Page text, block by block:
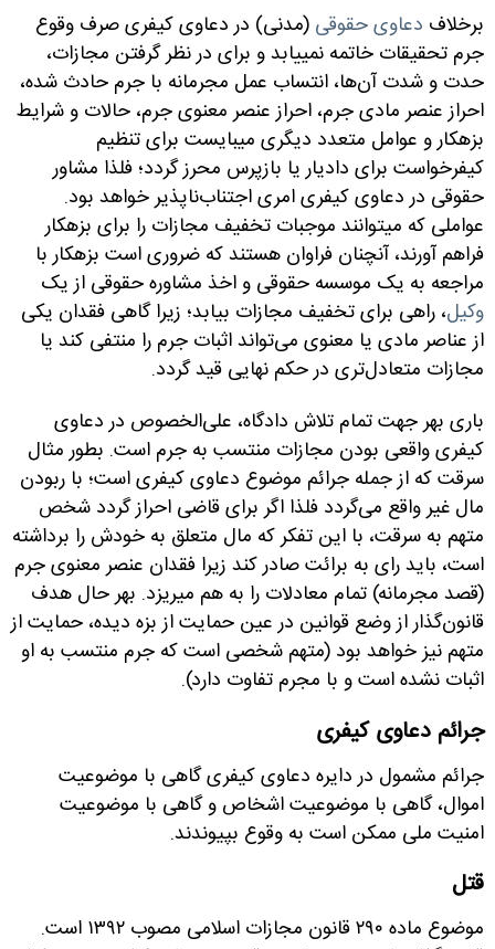
برخلاف دعاوی حقوقی (مدنی) در دعاوی کیفری صرف وقوع
جرم تحقیقات خاتمه نمی­یابد و برای در نظر گرفتن مجازات،
حدت و شدت آن‌ها، انتساب عمل مجرمانه با جرم حادث شده،
احراز عنصر مادی جرم، احراز عنصر معنوی جرم، حالات و شرایط
بزهکار و عوامل متعدد دیگری می­بایست برای تنظیم
کیفرخواست برای دادیار یا بازپرس محرز گردد؛ فلذا مشاور
حقوقی در دعاوی کیفری امری اجتناب‌ناپذیر خواهد بود.
عواملی که می­توانند موجبات تخفیف مجازات را برای بزهکار
فراهم آورند، آنچنان فراوان هستند که ضروری است بزهکار با
مراجعه به یک موسسه حقوقی و اخذ مشاوره حقوقی از یک
وکیل، راهی برای تخفیف مجازات بیابد؛ زیرا گاهی فقدان یکی
از عناصر مادی یا معنوی می‌تواند اثبات جرم را منتفی کند یا
مجازات متعادل‌تری در حکم نهایی قید گردد.
باری بهر جهت تمام تلاش دادگاه، علی‌الخصوص در دعاوی
کیفری واقعی بودن مجازات منتسب به جرم است. بطور مثال
سرقت که از جمله جرائم موضوع دعاوی کیفری است؛ با ربودن
مال غیر واقع می‌گردد فلذا اگر برای قاضی احراز گردد شخص
متهم به سرقت، با این تفکر که مال متعلق به خودش را برداشته
است، باید رای به برائت صادر کند زیرا فقدان عنصر معنوی جرم
(قصد مجرمانه) تمام معادلات را به هم می­ریزد. بهر حال هدف
قانون‌گذار از وضع قوانین در عین حمایت از بزه دیده، حمایت از
متهم نیز خواهد بود (متهم شخصی است که جرم منتسب به او
اثبات نشده است و با مجرم تفاوت دارد).
جرائم دعاوی کیفری
جرائم مشمول در دایره دعاوی کیفری گاهی با موضوعیت
اموال، گاهی با موضوعیت اشخاص و گاهی با موضوعیت
امنیت ملی ممکن است به وقوع بپیوندند.
قتل
موضوع ماده ۲۹۰ قانون مجازات اسلامی مصوب ۱۳۹۲ است.